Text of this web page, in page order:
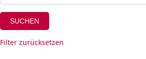
Filter zurücksetzen